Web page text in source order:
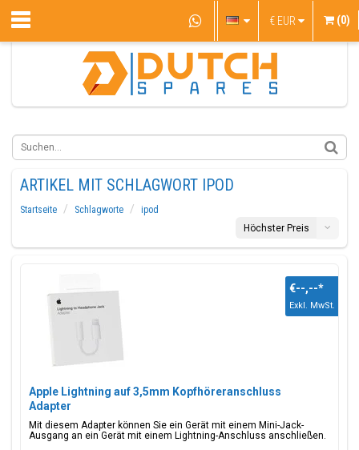
€ EUR (0)
ARTIKEL MIT SCHLAGWORT IPOD
Startseite Schlagworte
ipod
Höchster Preis
Apple Lightning auf 3,5mm Kopfhöreranschluss
Adapter
Mit diesem Adapter können Sie ein Gerät mit einem Mini-Jack-
Ausgang an ein Gerät mit einem Lightning-Anschluss anschließen.
€--,--*
Exkl. MwSt.